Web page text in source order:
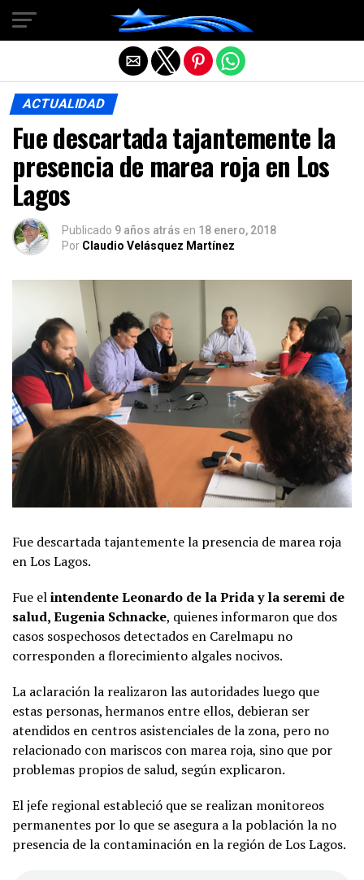
ACTUALIDAD
Fue descartada tajantemente la
presencia de marea roja en Los
Lagos
Publicado 9 años atrás en 18 enero, 2018
Por Claudio Velásquez Martínez
Fue descartada tajantemente la presencia de marea roja
en Los Lagos.
Fue elintendente Leonardo de la Prida y la seremi de
salud, Eugenia Schnacke, quienes informaron que dos
casos sospechosos detectados en Carelmapu no
corresponden a florecimiento algales nocivos.
La aclaración la realizaron las autoridades luego que
estas personas, hermanos entre ellos, debieran ser
atendidos en centros asistenciales de la zona, pero no
relacionado con mariscos con marea roja, sino que por
problemas propios de salud, según explicaron.
El jefe regional estableció que se realizan monitoreos
permanentes por lo que se asegura a la población la no
presencia de la contaminación en la región de Los Lagos.
Salir de la versión móvil